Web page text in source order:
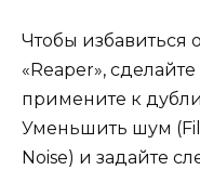
Чтобы избавиться
«Reaper», сделайте
примените к
Уменьшить шум
Noise) и задайте